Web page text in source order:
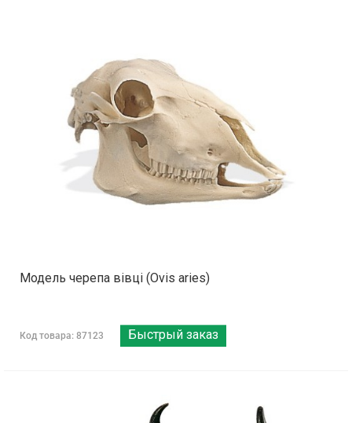
Модель черепа вівці (Ovis aries)
Код товара: 87123 Быстрый заказ